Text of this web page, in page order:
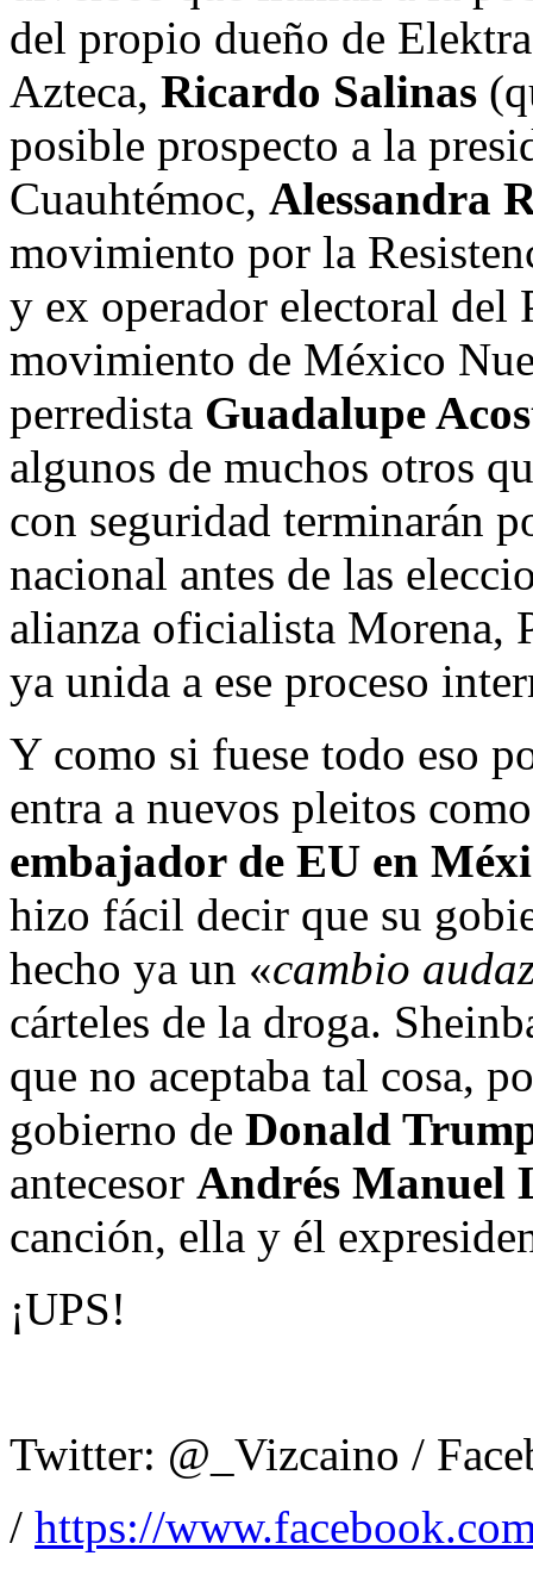
del propio dueño de
Azteca, Ricardo Salinas
posible prospecto a la
Cuauhtémoc, Alessandra
movimiento por la
y ex operador electoral del
movimiento de México
perredista Guadalupe
algunos de muchos otros
con seguridad terminarán
nacional antes de las
alianza oficialista Morena,
ya unida a ese proceso
Y como si fuese todo eso
entra a nuevos pleitos
embajador de EU en
hizo fácil decir que su
hecho ya un «cambio
cárteles de la droga.
que no aceptaba tal cosa,
gobierno de Donald
antecesor Andrés Manuel
canción, ella y él
¡UPS!
Twitter: @_Vizcaino /
/ https://